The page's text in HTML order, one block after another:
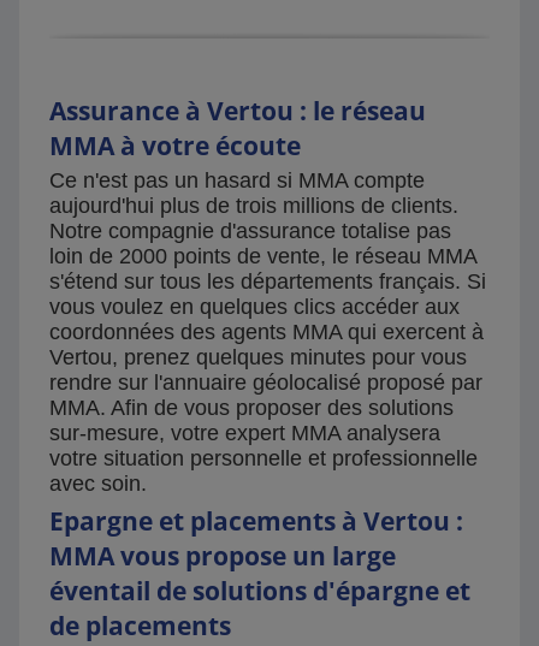
Assurance à Vertou : le réseau
MMA à votre écoute
Ce n'est pas un hasard si MMA compte
aujourd'hui plus de trois millions de clients.
Notre compagnie d'assurance totalise pas
loin de 2000 points de vente, le réseau MMA
s'étend sur tous les départements français. Si
vous voulez en quelques clics accéder aux
coordonnées des agents MMA qui exercent à
Vertou, prenez quelques minutes pour vous
rendre sur l'annuaire géolocalisé proposé par
MMA. Afin de vous proposer des solutions
sur-mesure, votre expert MMA analysera
votre situation personnelle et professionnelle
avec soin.
Epargne et placements à Vertou :
MMA vous propose un large
éventail de solutions d'épargne et
de placements